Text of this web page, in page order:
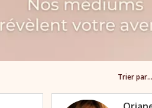
Trier par...